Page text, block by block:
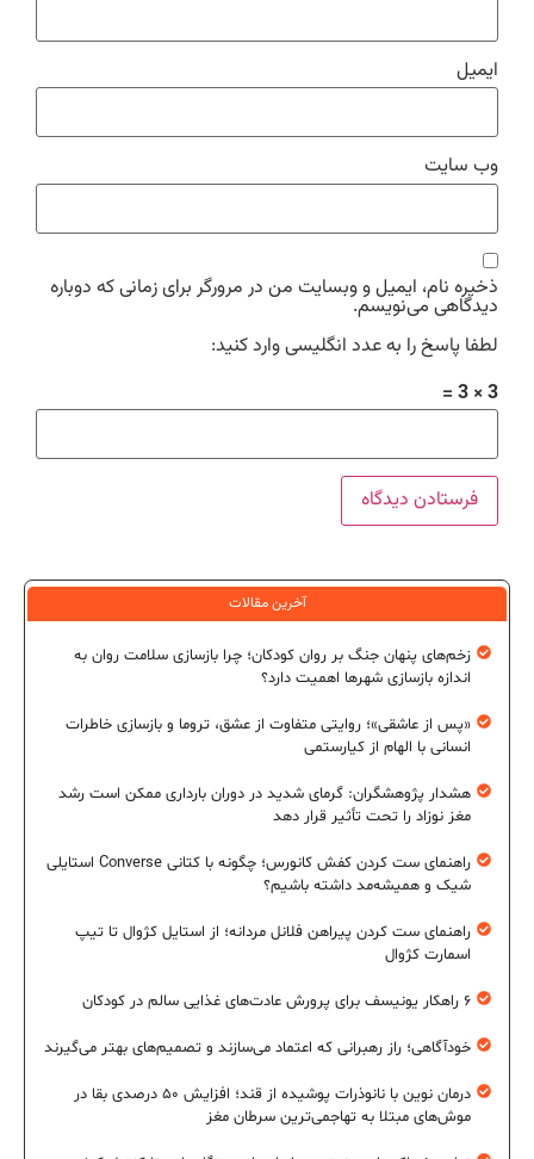
ایمیل
وب‌ سایت
ذخیره نام، ایمیل و وبسایت من در مرورگر برای زمانی که دوباره
دیدگاهی می‌نویسم.
لطفا پاسخ را به عدد انگلیسی وارد کنید:
3 × 3 =
آخرین مقالات
زخم‌های پنهان جنگ بر روان کودکان؛ چرا بازسازی سلامت روان به
اندازه بازسازی شهرها اهمیت دارد؟
«پس از عاشقی»؛ روایتی متفاوت از عشق، تروما و بازسازی خاطرات
انسانی با الهام از کیارستمی
هشدار پژوهشگران: گرمای شدید در دوران بارداری ممکن است رشد
مغز نوزاد را تحت تأثیر قرار دهد
راهنمای ست کردن کفش کانورس؛ چگونه با کتانی Converse استایلی
شیک و همیشه‌مد داشته باشیم؟
راهنمای ست کردن پیراهن فلانل مردانه؛ از استایل کژوال تا تیپ
اسمارت کژوال
۶ راهکار یونیسف برای پرورش عادت‌های غذایی سالم در کودکان
خودآگاهی؛ راز رهبرانی که اعتماد می‌سازند و تصمیم‌های بهتر می‌گیرند
درمان نوین با نانوذرات پوشیده از قند؛ افزایش ۵۰ درصدی بقا در
موش‌های مبتلا به تهاجمی‌ترین سرطان مغز